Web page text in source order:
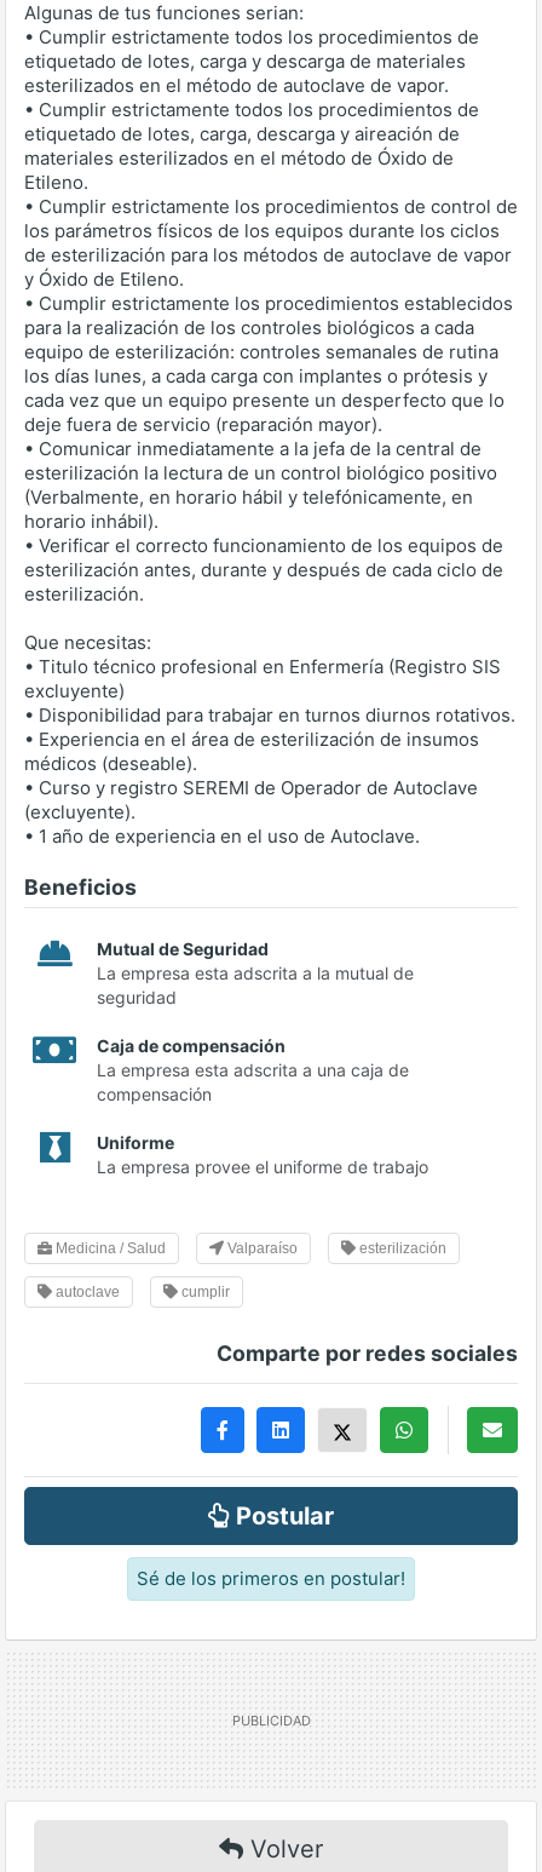
Algunas de tus funciones serian:
• Cumplir estrictamente todos los procedimientos de
etiquetado de lotes, carga y descarga de materiales
esterilizados en el método de autoclave de vapor.
• Cumplir estrictamente todos los procedimientos de
etiquetado de lotes, carga, descarga y aireación de
materiales esterilizados en el método de Óxido de
Etileno.
• Cumplir estrictamente los procedimientos de control de
los parámetros físicos de los equipos durante los ciclos
de esterilización para los métodos de autoclave de vapor
y Óxido de Etileno.
• Cumplir estrictamente los procedimientos establecidos
para la realización de los controles biológicos a cada
equipo de esterilización: controles semanales de rutina
los días lunes, a cada carga con implantes o prótesis y
cada vez que un equipo presente un desperfecto que lo
deje fuera de servicio (reparación mayor).
• Comunicar inmediatamente a la jefa de la central de
esterilización la lectura de un control biológico positivo
(Verbalmente, en horario hábil y telefónicamente, en
horario inhábil).
• Verificar el correcto funcionamiento de los equipos de
esterilización antes, durante y después de cada ciclo de
esterilización.
Que necesitas:
• Titulo técnico profesional en Enfermería (Registro SIS
excluyente)
• Disponibilidad para trabajar en turnos diurnos rotativos.
• Experiencia en el área de esterilización de insumos
médicos (deseable).
• Curso y registro SEREMI de Operador de Autoclave
(excluyente).
• 1 año de experiencia en el uso de Autoclave.
Beneficios
Mutual de Seguridad
La empresa esta adscrita a la mutual de
seguridad
Caja de compensación
La empresa esta adscrita a una caja de
compensación
Uniforme
La empresa provee el uniforme de trabajo
Medicina / Salud Valparaíso esterilización
autoclave cumplir
Comparte por redes sociales
Postular
Sé de los primeros en postular!
Volver